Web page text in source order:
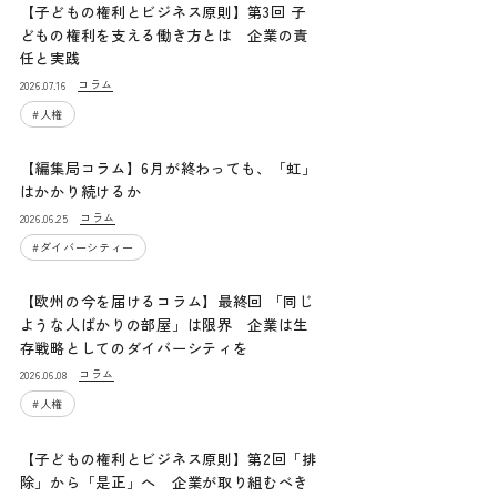
【子どもの権利とビジネス原則】第3回 子
どもの権利を支える働き方とは 企業の責
任と実践
2026.07.16
コラム
# 人権
【編集局コラム】6月が終わっても、「虹」
はかかり続けるか
2026.06.25
コラム
#ダイバーシティー
【欧州の今を届けるコラム】最終回 「同じ
ような人ばかりの部屋」は限界 企業は生
存戦略としてのダイバーシティを
2026.06.08
コラム
#人権
【子どもの権利とビジネス原則】第2回「排
除」から「是正」へ 企業が取り組むべき